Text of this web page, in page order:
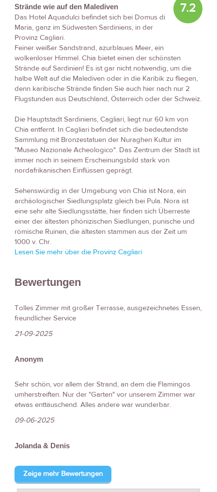
7.2
Strände wie auf den Malediven
Das Hotel Aquadulci befindet sich bei Domus di
Maria, ganz im Südwesten Sardiniens, in der
Provinz Cagliari.
Feiner weißer Sandstrand, azurblaues Meer, ein
wolkenloser Himmel. Chia bietet einen der schönsten
Strände auf Sardinien! Es ist gar nicht notwendig, um die
halbe Welt auf die Malediven oder in die Karibik zu fliegen,
denn karibische Strände finden Sie auch hier nach nur 2
Flugstunden aus Deutschland, Österreich oder der Schweiz.
Die Hauptstadt Sardiniens, Cagliari, liegt nur 60 km von
Chia entfernt. In Cagliari befindet sich die bedeutendste
Sammlung mit Bronzestatuen der Nuraghen Kultur im
"Museo Nazionale Acheologico". Das Zentrum der Stadt ist
immer noch in seinem Erscheinungsbild stark von
nordafrikanischen Einflüssen geprägt.
Sehenswürdig in der Umgebung von Chia ist Nora, ein
archäologischer Siedlungsplatz gleich bei Pula. Nora ist
eine sehr alte Siedlungsstätte, hier finden sich Überreste
einer der ältesten phönizischen Siedlungen, punische und
römische Ruinen, die ältesten stammen aus der Zeit um
1000 v. Chr.
Lesen Sie mehr über die Provinz Cagliari
Bewertungen
Tolles Zimmer mit großer Terrasse, ausgezeichnetes Essen,
freundlicher Service
21-09-2025
Anonym
Sehr schön, vor allem der Strand, an dem die Flamingos
umherstreiften. Nur der "Garten" vor unserem Zimmer war
etwas enttäuschend. Alles andere war wunderbar.
09-06-2025
Jolanda & Denis
Zeige mehr Bewertungen